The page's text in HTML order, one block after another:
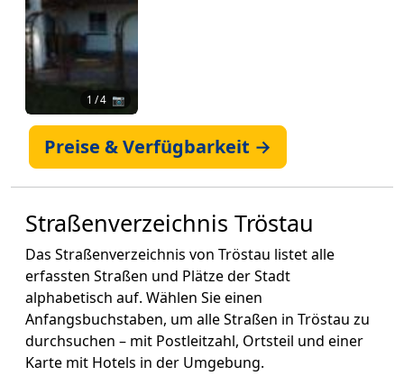
1 / 4 📷
Preise & Verfügbarkeit →
Straßenverzeichnis Tröstau
Das Straßenverzeichnis von Tröstau listet alle
erfassten Straßen und Plätze der Stadt
alphabetisch auf. Wählen Sie einen
Anfangsbuchstaben, um alle Straßen in Tröstau zu
durchsuchen – mit Postleitzahl, Ortsteil und einer
Karte mit Hotels in der Umgebung.